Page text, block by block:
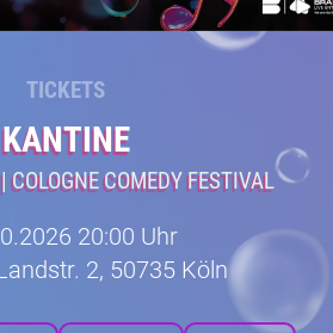
TICKETS
KANTINE
COLOGNE COMEDY FESTIVAL
20:00 Uhr
2, 50735 Köln